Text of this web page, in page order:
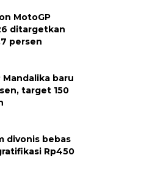
MotoGP
ditargetkan
persen
baru
target 150
divonis bebas
Rp450